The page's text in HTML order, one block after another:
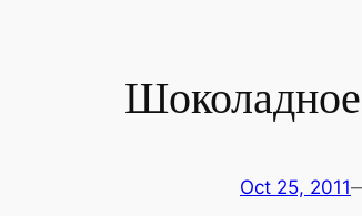
Oct 25, 2011